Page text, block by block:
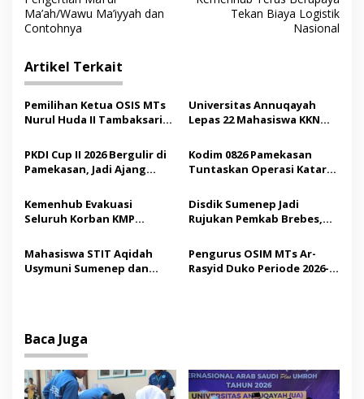
a
v
i
g
a
s
i
p
o
s
Ma’ah/Wawu Ma’iyyah dan
Contohnya
Tekan Biaya Logistik
Nasional
Artikel Terkait
Pemilihan Ketua OSIS MTs
Nurul Huda II Tambaksari
Demokrasi bagi Siswa
Universitas Annuqayah
Lepas 22 Mahasiswa KKN
Saudi
PKDI Cup II 2026 Bergulir di
Pamekasan, Jadi Ajang
Madura
Kodim 0826 Pamekasan
Tuntaskan Operasi Katarak
Tindakan Medis
Kemenhub Evakuasi
Seluruh Korban KMP
Operator Diaudit
Disdik Sumenep Jadi
Rujukan Pemkab Brebes,
Pendidikan Berbasis
Budaya
Mahasiswa STIT Aqidah
Usymuni Sumenep dan
Pengurus OSIM MTs Ar-
Rasyid Duko Periode 2026-
Baca Juga